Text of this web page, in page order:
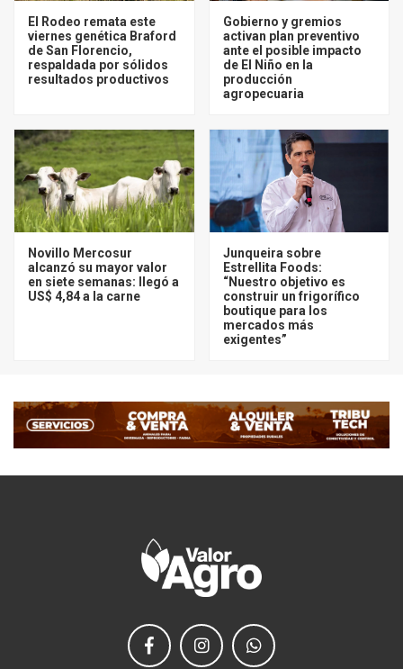
El Rodeo remata este
viernes genética Braford
de San Florencio,
respaldada por sólidos
resultados productivos
Gobierno y gremios
activan plan preventivo
ante el posible impacto
de El Niño en la
producción
agropecuaria
Novillo Mercosur
alcanzó su mayor valor
en siete semanas: llegó a
US$ 4,84 a la carne
Junqueira sobre
Estrellita Foods:
“Nuestro objetivo es
construir un frigorífico
boutique para los
mercados más
exigentes”